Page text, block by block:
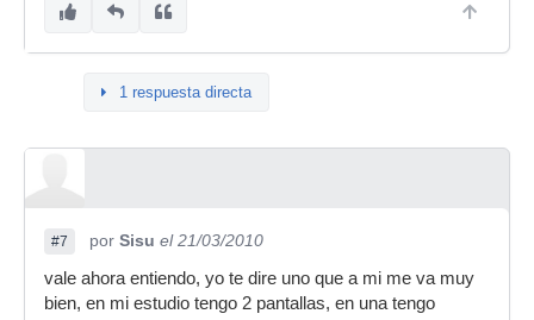
1 respuesta directa
#7 por Sisu el 21/03/2010
vale ahora entiendo, yo te dire uno que a mi me va muy
bien, en mi estudio tengo 2 pantallas, en una tengo